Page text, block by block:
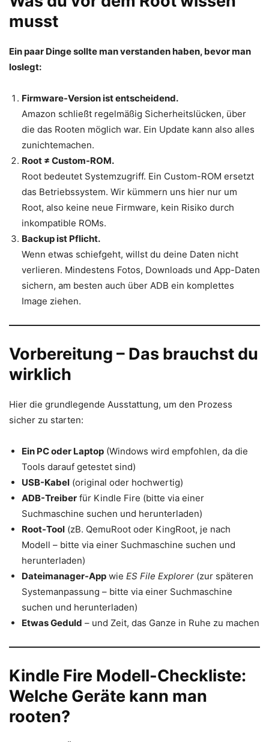
musst
Ein paar Dinge sollte man verstanden haben, bevor man
loslegt:
Firmware-Version ist entscheidend.
Amazon schließt regelmäßig Sicherheitslücken, über
die das Rooten möglich war. Ein Update kann also alles
zunichtemachen.
Root ≠ Custom-ROM.
Root bedeutet Systemzugriff. Ein Custom-ROM ersetzt
das Betriebssystem. Wir kümmern uns hier nur um
Root, also keine neue Firmware, kein Risiko durch
inkompatible ROMs.
Backup ist Pflicht.
Wenn etwas schiefgeht, willst du deine Daten nicht
verlieren. Mindestens Fotos, Downloads und App-Daten
sichern, am besten auch über ADB ein komplettes
Image ziehen.
Vorbereitung – Das brauchst du
wirklich
Hier die grundlegende Ausstattung, um den Prozess
sicher zu starten:
Ein PC oder Laptop (Windows wird empfohlen, da die
Tools darauf getestet sind)
USB-Kabel (original oder hochwertig)
ADB-Treiber für Kindle Fire (bitte via einer
Suchmaschine suchen und herunterladen)
Root-Tool (zB. QemuRoot oder KingRoot, je nach
Modell – bitte via einer Suchmaschine suchen und
herunterladen)
Dateimanager-App wie ES File Explorer (zur späteren
Systemanpassung – bitte via einer Suchmaschine
suchen und herunterladen)
Etwas Geduld – und Zeit, das Ganze in Ruhe zu machen
Kindle Fire Modell-Checkliste:
Welche Geräte kann man
rooten?